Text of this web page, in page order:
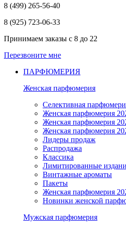
8 (499) 265-56-40
8 (925) 723-06-33
Принимаем заказы с 8 до 22
Перезвоните мне
ПАРФЮМЕРИЯ
Женская парфюмерия
Селективная
Женская парфюмерия
Женская парфюмерия
Женская парфюмерия
Лидеры продаж
Распродажа
Классика
Лимитированные
Винтажные ароматы
Пакеты
Женская парфюмерия
Новинки женской
Мужская парфюмерия